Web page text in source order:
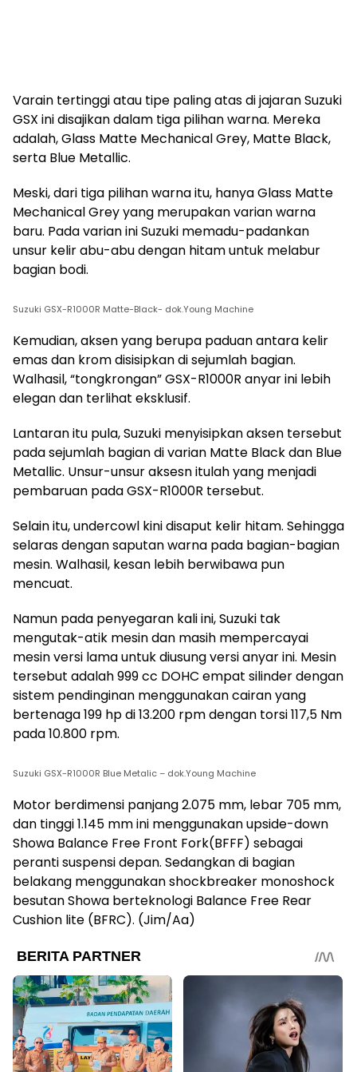
Varain tertinggi atau tipe paling atas di jajaran Suzuki
GSX ini disajikan dalam tiga pilihan warna. Mereka
adalah, Glass Matte Mechanical Grey, Matte Black,
serta Blue Metallic.
Meski, dari tiga pilihan warna itu, hanya Glass Matte
Mechanical Grey yang merupakan varian warna
baru. Pada varian ini Suzuki memadu-padankan
unsur kelir abu-abu dengan hitam untuk melabur
bagian bodi.
Suzuki GSX-R1000R Matte-Black- dok.Young Machine
Kemudian, aksen yang berupa paduan antara kelir
emas dan krom disisipkan di sejumlah bagian.
Walhasil, “tongkrongan” GSX-R1000R anyar ini lebih
elegan dan terlihat eksklusif.
Lantaran itu pula, Suzuki menyisipkan aksen tersebut
pada sejumlah bagian di varian Matte Black dan Blue
Metallic. Unsur-unsur aksesn itulah yang menjadi
pembaruan pada GSX-R1000R tersebut.
Selain itu, undercowl kini disaput kelir hitam. Sehingga
selaras dengan saputan warna pada bagian-bagian
mesin. Walhasil, kesan lebih berwibawa pun
mencuat.
Namun pada penyegaran kali ini, Suzuki tak
mengutak-atik mesin dan masih mempercayai
mesin versi lama untuk diusung versi anyar ini. Mesin
tersebut adalah 999 cc DOHC empat silinder dengan
sistem pendinginan menggunakan cairan yang
bertenaga 199 hp di 13.200 rpm dengan torsi 117,5 Nm
pada 10.800 rpm.
Suzuki GSX-R1000R Blue Metalic – dok.Young Machine
Motor berdimensi panjang 2.075 mm, lebar 705 mm,
dan tinggi 1.145 mm ini menggunakan upside-down
Showa Balance Free Front Fork(BFFF) sebagai
peranti suspensi depan. Sedangkan di bagian
belakang menggunakan shockbreaker monoshock
besutan Showa berteknologi Balance Free Rear
Cushion lite (BFRC). (Jim/Aa)